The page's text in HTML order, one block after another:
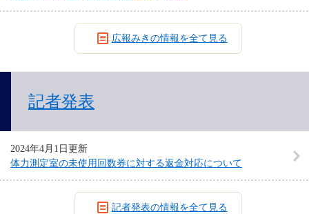
広報みきの情報を全て見る
記者発表
2024年4月1日更新
体力測定室の未使用回数券に対する返金対応について
記者発表の情報を全て見る